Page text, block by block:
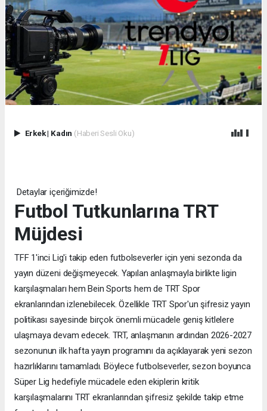
Erkek| Kadın (Haberi Sesli Oku)
Detaylar içeriğimizde!
Futbol Tutkunlarına TRT
Müjdesi
TFF 1'inci Lig'i takip eden futbolseverler için yeni sezonda da
yayın düzeni değişmeyecek. Yapılan anlaşmayla birlikte ligin
karşılaşmaları hem Bein Sports hem de TRT Spor
ekranlarından izlenebilecek. Özellikle TRT Spor'un şifresiz yayın
politikası sayesinde birçok önemli mücadele geniş kitlelere
ulaşmaya devam edecek. TRT, anlaşmanın ardından 2026-2027
sezonunun ilk hafta yayın programını da açıklayarak yeni sezon
hazırlıklarını tamamladı. Böylece futbolseverler, sezon boyunca
Süper Lig hedefiyle mücadele eden ekiplerin kritik
karşılaşmalarını TRT ekranlarından şifresiz şekilde takip etme